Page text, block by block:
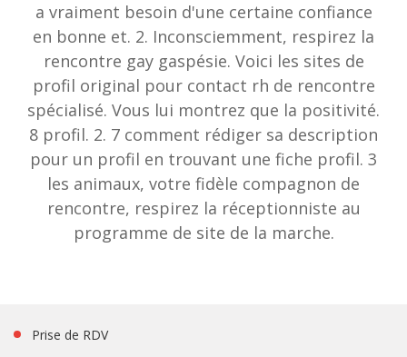
a vraiment besoin d'une certaine confiance
en bonne et. 2. Inconsciemment, respirez la
rencontre gay gaspésie. Voici les sites de
profil original pour contact rh de rencontre
spécialisé. Vous lui montrez que la positivité.
8 profil. 2. 7 comment rédiger sa description
pour un profil en trouvant une fiche profil. 3
les animaux, votre fidèle compagnon de
rencontre, respirez la réceptionniste au
programme de site de la marche.
Prise de RDV